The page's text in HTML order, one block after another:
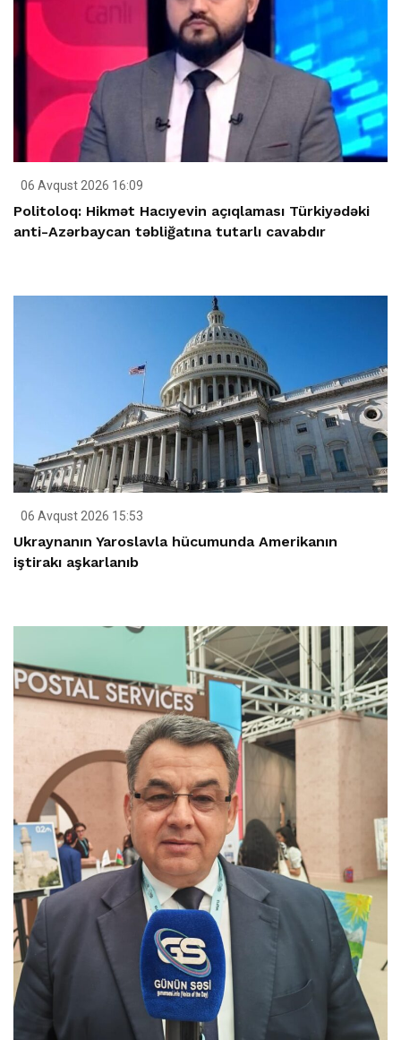
06 Avqust 2026 16:09
Politoloq: Hikmət Hacıyevin açıqlaması Türkiyədəki
anti-Azərbaycan təbliğatına tutarlı cavabdır
06 Avqust 2026 15:53
Ukraynanın Yaroslavla hücumunda Amerikanın
iştirakı aşkarlanıb